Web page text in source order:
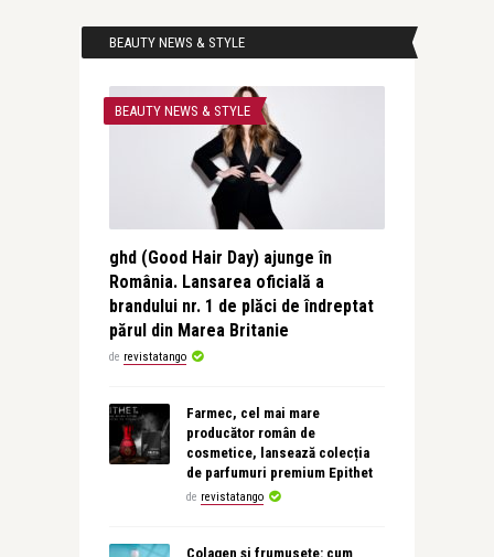
BEAUTY NEWS & STYLE
BEAUTY NEWS & STYLE
ghd (Good Hair Day) ajunge în
România. Lansarea oficială a
brandului nr. 1 de plăci de îndreptat
părul din Marea Britanie
de revistatango
Farmec, cel mai mare
producător român de
cosmetice, lansează colecția
de parfumuri premium Epithet
de revistatango
Colagen și frumusețe: cum